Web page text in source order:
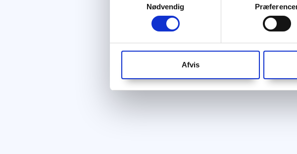
Nødvendig
Afvis